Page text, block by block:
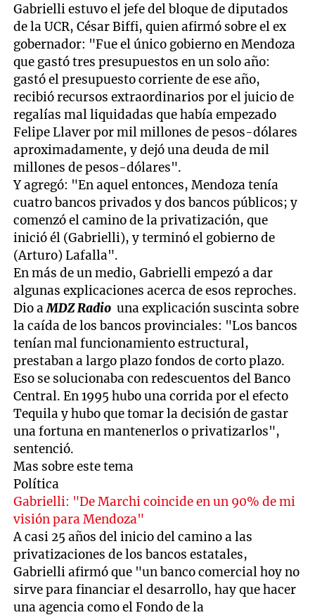
Gabrielli estuvo el jefe del bloque de diputados
de la UCR, César Biffi, quien afirmó sobre el ex
gobernador: "Fue el único gobierno en Mendoza
que gastó tres presupuestos en un solo año:
gastó el presupuesto corriente de ese año,
recibió recursos extraordinarios por el juicio de
regalías mal liquidadas que había empezado
Felipe Llaver por mil millones de pesos-dólares
aproximadamente, y dejó una deuda de mil
millones de pesos-dólares".
Y agregó: "En aquel entonces, Mendoza tenía
cuatro bancos privados y dos bancos públicos; y
comenzó el camino de la privatización, que
inició él (Gabrielli), y terminó el gobierno de
(Arturo) Lafalla".
En más de un medio, Gabrielli empezó a dar
algunas explicaciones acerca de esos reproches.
Dio aMDZ Radio una explicación suscinta sobre
la caída de los bancos provinciales: "Los bancos
tenían mal funcionamiento estructural,
prestaban a largo plazo fondos de corto plazo.
Eso se solucionaba con redescuentos del Banco
Central. En 1995 hubo una corrida por el efecto
Tequila y hubo que tomar la decisión de gastar
una fortuna en mantenerlos o privatizarlos",
sentenció.
Mas sobre este tema
Política
Gabrielli: "De Marchi coincide en un 90% de mi
visión para Mendoza"
A casi 25 años del inicio del camino a las
privatizaciones de los bancos estatales,
Gabrielli afirmó que "un banco comercial hoy no
sirve para financiar el desarrollo, hay que hacer
una agencia como el Fondo de la